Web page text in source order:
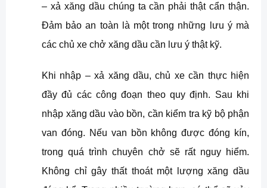
– xả xăng dầu chúng ta cần phải thật cẩn thận.
Đảm bảo an toàn là một trong những lưu ý mà
các chủ xe chở xăng dầu cần lưu ý thật kỹ.
Khi nhập – xả xăng dầu, chủ xe cần thực hiện
đầy đủ các công đoạn theo quy định. Sau khi
nhập xăng dầu vào bồn, cần kiểm tra kỹ bộ phận
van đóng. Nếu van bồn không được đóng kín,
trong quá trình chuyên chở sẽ rất nguy hiểm.
Không chỉ gây thất thoát một lượng xăng dầu